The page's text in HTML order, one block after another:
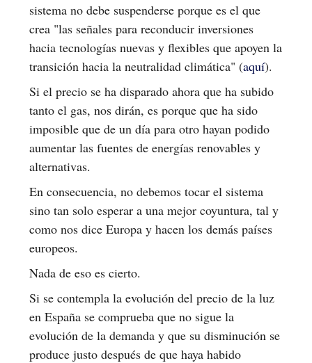
sistema no debe suspenderse porque es el que
crea "las señales para reconducir inversiones
hacia tecnologías nuevas y flexibles que apoyen la
transición hacia la neutralidad climática" (aquí).
Si el precio se ha disparado ahora que ha subido
tanto el gas, nos dirán, es porque que ha sido
imposible que de un día para otro hayan podido
aumentar las fuentes de energías renovables y
alternativas.
En consecuencia, no debemos tocar el sistema
sino tan solo esperar a una mejor coyuntura, tal y
como nos dice Europa y hacen los demás países
europeos.
Nada de eso es cierto.
Si se contempla la evolución del precio de la luz
en España se comprueba que no sigue la
evolución de la demanda y que su disminución se
produce justo después de que haya habido